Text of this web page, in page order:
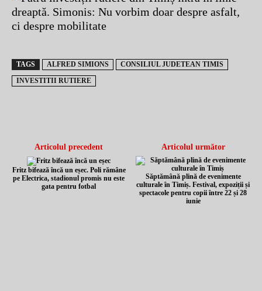
TAGS ALFRED SIMIONS
CONSILIUL JUDETEAN TIMIS
INVESTITII RUTIERE
Articolul precedent
Fritz bifează încă un eșec. Poli rămâne
pe Electrica, stadionul promis nu este
gata pentru fotbal
Articolul următor
Săptămână plină de evenimente
culturale în Timiș. Festival, expoziții și
spectacole pentru copii între 22 și 28
iunie